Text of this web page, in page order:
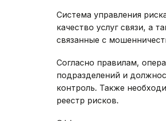
Система управления
качество услуг связи, а
связанные с
Согласно правилам,
подразделений и
контроль. Также
реестр рисков.